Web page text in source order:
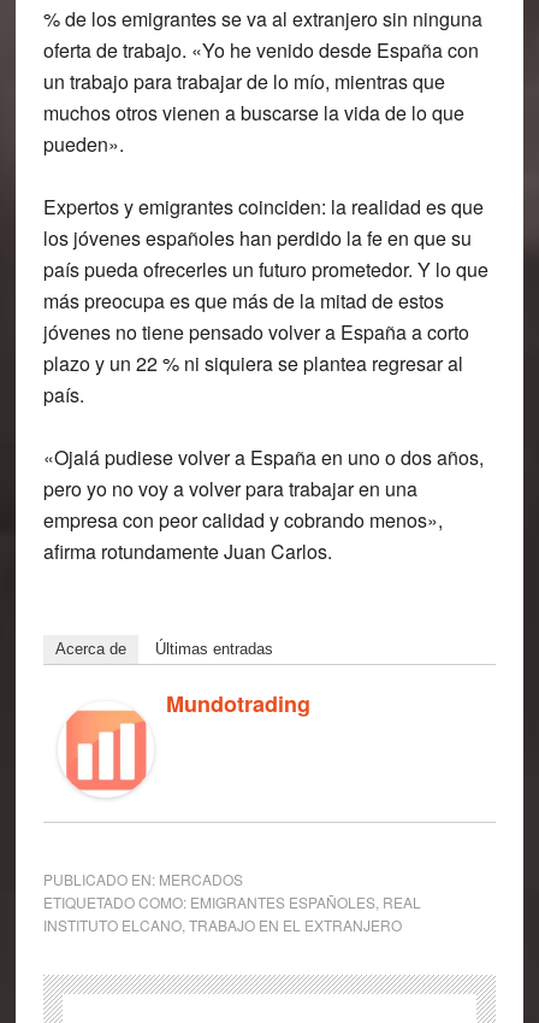
% de los emigrantes se va al extranjero sin ninguna
oferta de trabajo. «Yo he venido desde España con
un trabajo para trabajar de lo mío, mientras que
muchos otros vienen a buscarse la vida de lo que
pueden».
Expertos y emigrantes coinciden: la realidad es que
los jóvenes españoles han perdido la fe en que su
país pueda ofrecerles un futuro prometedor. Y lo que
más preocupa es que más de la mitad de estos
jóvenes no tiene pensado volver a España a corto
plazo y un 22 % ni siquiera se plantea regresar al
país.
«Ojalá pudiese volver a España en uno o dos años,
pero yo no voy a volver para trabajar en una
empresa con peor calidad y cobrando menos»,
afirma rotundamente Juan Carlos.
Acerca de Últimas entradas
Mundotrading
PUBLICADO EN: MERCADOS
ETIQUETADO COMO: EMIGRANTES ESPAÑOLES, REAL
INSTITUTO ELCANO, TRABAJO EN EL EXTRANJERO